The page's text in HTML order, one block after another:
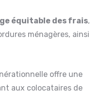
équitable des frais,
ménagères, ainsi
offre une
aux colocataires de